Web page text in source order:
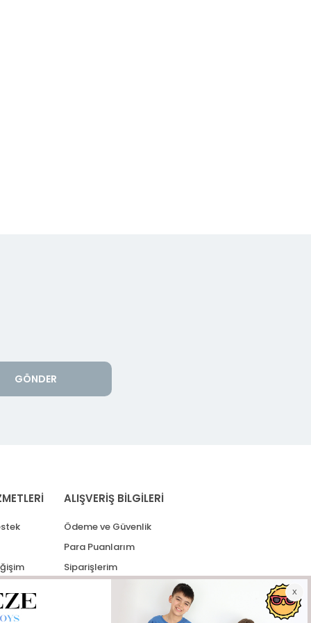
GÖNDER
ALIŞVERİŞ BİLGİLERİ
Ödeme ve Güvenlik
Para Puanlarım
Siparişlerim